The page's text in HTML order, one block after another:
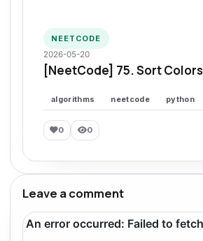
NEETCODE
2026-05-20
[NeetCode] 75. Sort Colors
algorithms neetcode python
0 0
Leave a comment